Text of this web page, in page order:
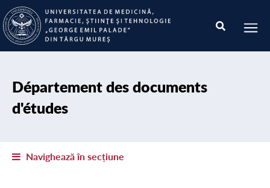
Département des documents
d'études
Navighează în secțiune